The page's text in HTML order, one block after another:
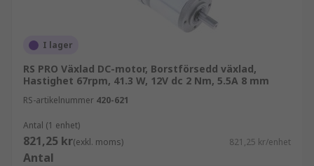
I lager
RS PRO Växlad DC-motor, Borstförsedd växlad,
Hastighet 67rpm, 41.3 W, 12V dc 2 Nm, 5.5A 8 mm
RS-artikelnummer 420-621
Antal (1 enhet)
821,25 kr(exkl. moms) 821,25 kr/enhet
Antal